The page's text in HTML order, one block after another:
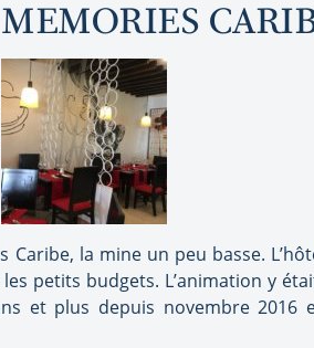
la mine un peu basse.
petits budgets. L’animation y
et plus depuis novembre 2016